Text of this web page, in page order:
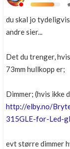
du skal jo
andre sier...
Det du trenger,
73mm hullkopp er;
Dimmer; (hvis ikke
http://elby.no/
315GLE-for-Led-
evt større dimmer